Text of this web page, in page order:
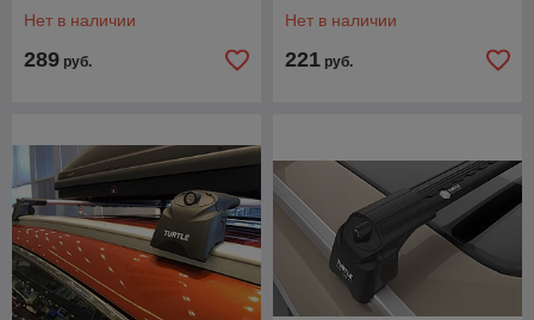
Нет в наличии
289 руб.
Нет в наличии
221 руб.